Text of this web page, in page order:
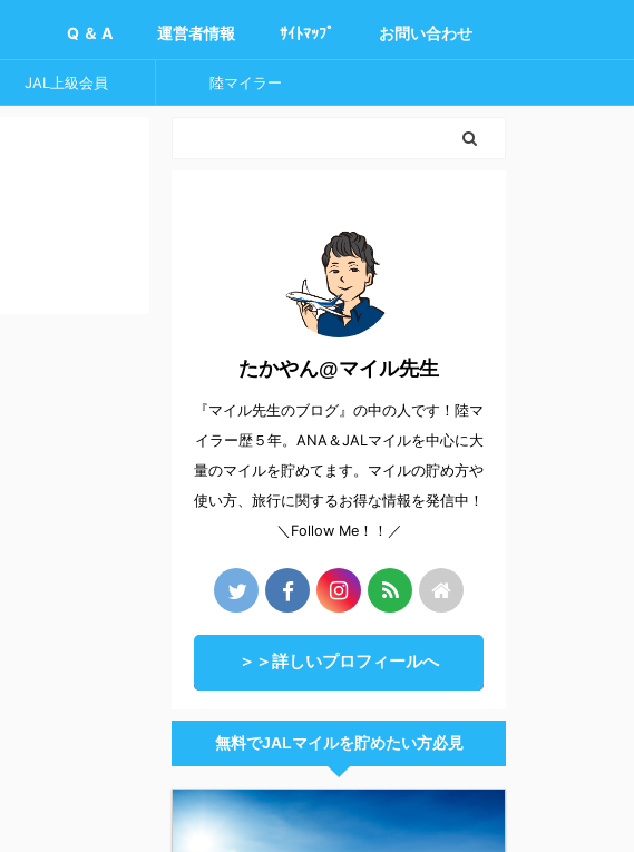
Q ＆ A 運営者情報 ｻｲﾄﾏｯﾌﾟ お問い合わせ
JAL上級会員 陸マイラー
たかやん@マイル先生
『マイル先生のブログ』の中の人です！陸マ
イラー歴５年。ANA＆JALマイルを中心に大
量のマイルを貯めてます。マイルの貯め方や
使い方、旅行に関するお得な情報を発信中！
＼Follow Me！！／
＞＞詳しいプロフィールへ
無料でJALマイルを貯めたい方必見